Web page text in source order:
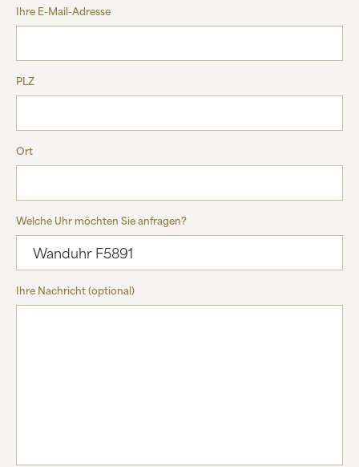
Ihre E-Mail-Adresse
PLZ
Ort
Welche Uhr möchten Sie anfragen?
Ihre Nachricht (optional)